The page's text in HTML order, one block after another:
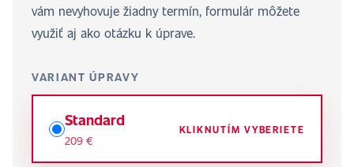
vám nevyhovuje žiadny termín, formulár môžete
využiť aj ako otázku k úprave.
VARIANT ÚPRAVY
Standard
209 €
KLIKNUTÍM VYBERIETE